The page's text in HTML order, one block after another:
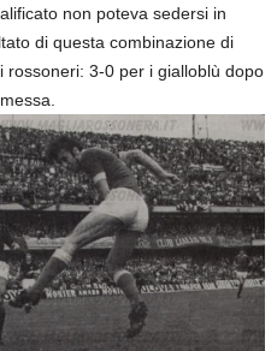
non poteva sedersi in
di questa combinazione di
3-0 per i gialloblù dopo